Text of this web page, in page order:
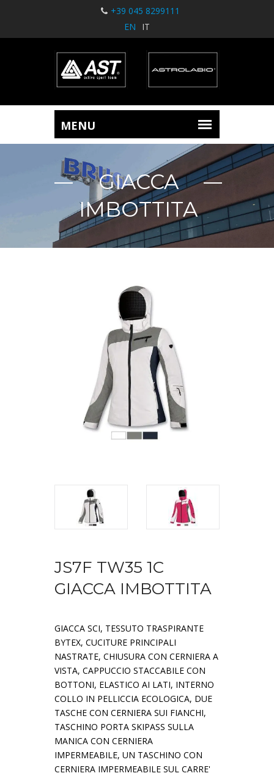
+39 045 8299111
EN
IT
GIACCA
IMBOTTITA
JS7F TW35 1C
GIACCA IMBOTTITA
GIACCA SCI, TESSUTO TRASPIRANTE
BYTEX, CUCITURE PRINCIPALI
NASTRATE, CHIUSURA CON CERNIERA A
VISTA, CAPPUCCIO STACCABILE CON
BOTTONI, ELASTICO AI LATI, INTERNO
COLLO IN PELLICCIA ECOLOGICA, DUE
TASCHE CON CERNIERA SUI FIANCHI,
TASCHINO PORTA SKIPASS SULLA
MANICA CON CERNIERA
IMPERMEABILE, UN TASCHINO CON
CERNIERA IMPERMEABILE SUL CARRE'